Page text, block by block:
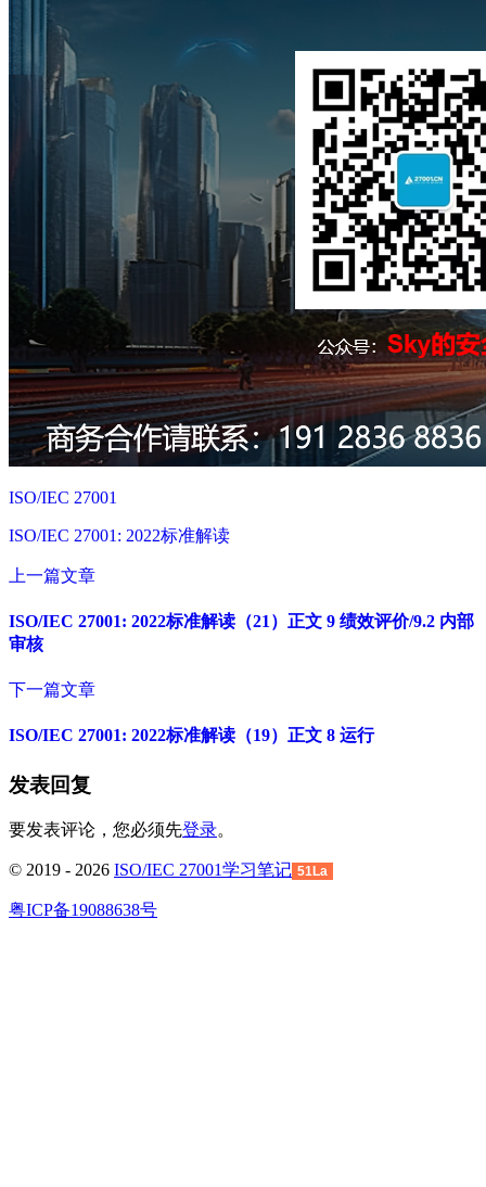
ISO/IEC 27001
ISO/IEC 27001: 2022标准解读
上一篇文章
ISO/IEC 27001: 2022标准解读（21）正文 9 绩效评价/9.2 内部
审核
下一篇文章
ISO/IEC 27001: 2022标准解读（19）正文 8 运行
发表回复
要发表评论，您必须先登录。
© 2019 - 2026 ISO/IEC 27001学习笔记 51La
粤ICP备19088638号